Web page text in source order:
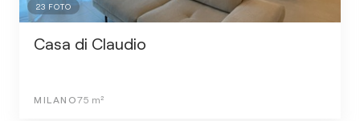
23 FOTO
Casa di Claudio
MILANO75 m²